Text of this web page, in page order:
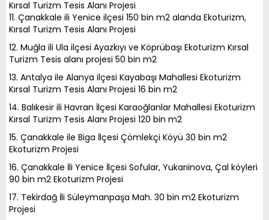
Kırsal Turizm Tesis Alanı Projesi
11. Çanakkale ili Yenice ilçesi 150 bin m2 alanda Ekoturizm,
Kırsal Turizm Tesis Alanı Projesi
12. Muğla ili Ula ilçesi Ayazkıyı ve Köprübaşı Ekoturizm Kırsal
Turizm Tesis alanı projesi 50 bin m2
13. Antalya ile Alanya ilçesi Kayabaşı Mahallesi Ekoturizm
Kırsal Turizm Tesis Alanı Projesi 16 bin m2
14. Balıkesir ili Havran İlçesi Karaoğlanlar Mahallesi Ekoturizm
Kırsal Turizm Tesis Alanı Projesi 120 bin m2
15. Çanakkale ile Biga İlçesi Çömlekçi Köyü 30 bin m2
Ekoturizm Projesi
16. Çanakkale İli Yenice İlçesi Sofular, Yukarıinova, Çal köyleri
90 bin m2 Ekoturizm Projesi
17. Tekirdağ İli Süleymanpaşa Mah. 30 bin m2 Ekoturizm
Projesi